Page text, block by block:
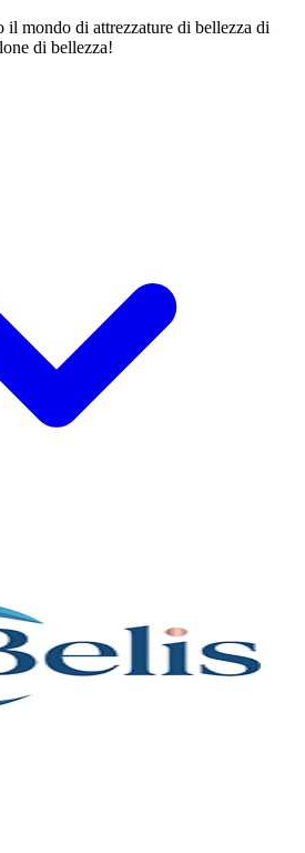
mondo di attrezzature di bellezza di
di bellezza!